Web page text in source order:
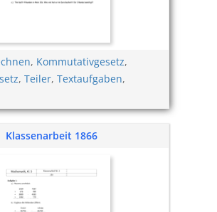
, Kommutativgesetz,
, Teiler, Textaufgaben,
Klassenarbeit 1866